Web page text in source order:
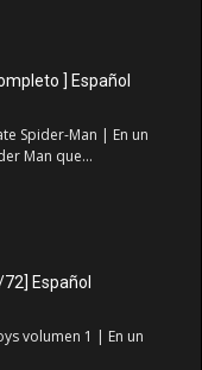
] Español
Spider-Man | En un
Man que...
Español
volumen 1 | En un